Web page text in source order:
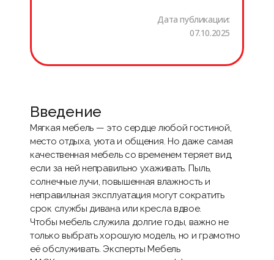
Дата публикации:
07.10.2025
Введение
Мягкая мебель — это сердце любой гостиной,
место отдыха, уюта и общения. Но даже самая
качественная мебель со временем теряет вид,
если за ней неправильно ухаживать. Пыль,
солнечные лучи, повышенная влажность и
неправильная эксплуатация могут сократить
срок службы дивана или кресла вдвое.
Чтобы мебель служила долгие годы, важно не
только выбрать хорошую модель, но и грамотно
её обслуживать. Эксперты Мебель